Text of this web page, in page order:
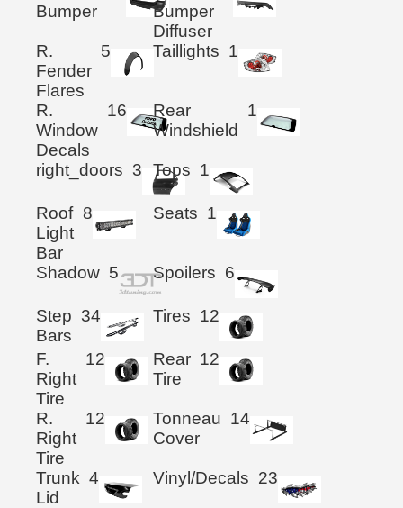
Bumper
Bumper
Diffuser
R.
Fender
Flares
5 Taillights 1
R.
Window
Decals
16
Rear
Windshield
1
right_doors 3 Tops 1
Roof
Light
Bar
8 Seats 1
Shadow 5 Spoilers 6
Step
Bars
34 Tires 12
F.
Right
Tire
12
Rear
Tire
12
R.
Right
Tire
12
Tonneau
Cover
14
Trunk
Lid
4 Vinyl/Decals 23